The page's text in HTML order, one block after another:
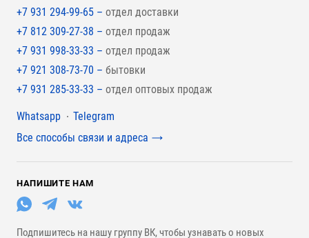
+7 931 294-99-65 – отдел доставки
+7 812 309-27-38 – отдел продаж
+7 931 998-33-33 – отдел продаж
+7 921 308-73-70 – бытовки
+7 931 285-33-33 – отдел оптовых продаж
Мессенджеры
Whatsapp
Telegram
Все способы связи и адреса
НАПИШИТЕ НАМ
Подпишитесь на нашу группу ВК, чтобы узнавать о новых